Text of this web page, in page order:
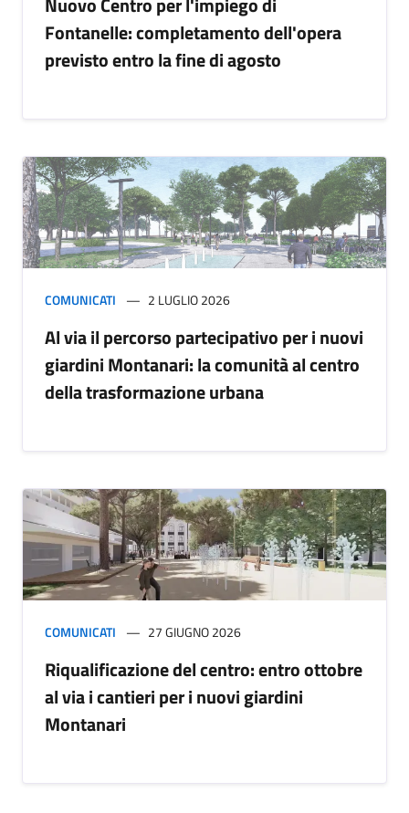
Fontanelle: completamento dell'opera
previsto entro la fine di agosto
COMUNICATI 2 LUGLIO 2026
Al via il percorso partecipativo per i nuovi
giardini Montanari: la comunità al centro
della trasformazione urbana
COMUNICATI 27 GIUGNO 2026
Riqualificazione del centro: entro ottobre
al via i cantieri per i nuovi giardini
Montanari